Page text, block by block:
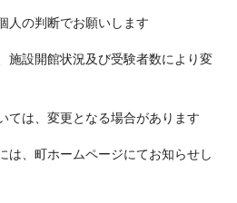
人の判断でお願いします
施設開館状況及び受験者数により変
ては、変更となる場合があります
は、町ホームページにてお知らせし